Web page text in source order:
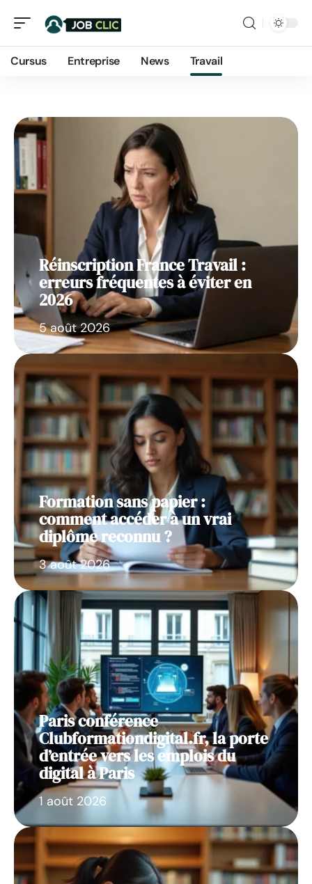
Cursus Entreprise News Travail
Travail
Réinscription France Travail :
erreurs fréquentes à éviter en
2026
5 août 2026
Formation sans papier :
comment accéder à un vrai
diplôme reconnu ?
3 août 2026
Paris conférence
Clubformationdigital.fr, la porte
d’entrée vers les emplois du
digital à Paris
1 août 2026